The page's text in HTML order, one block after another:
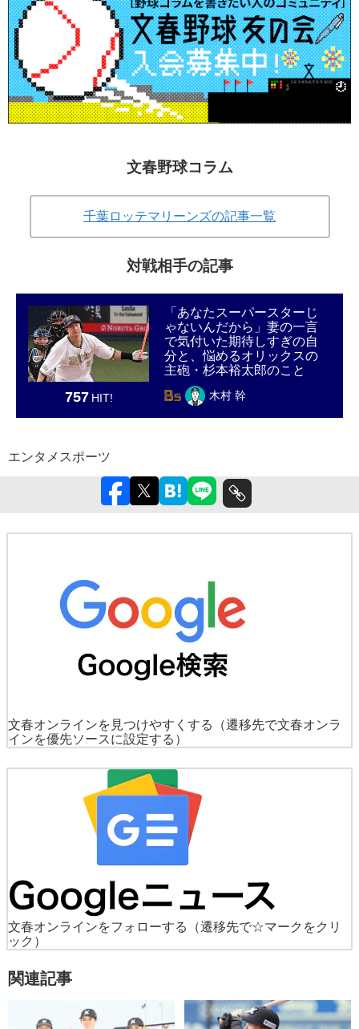
文春野球コラム
千葉ロッテマリーンズの記事一覧
対戦相手の記事
757 HIT!
「あなたスーパースターじ
ゃないんだから」妻の一言
で気付いた期待しすぎの自
分と、悩めるオリックスの
主砲・杉本裕太郎のこと
木村 幹
エンタメ スポーツ
文春オンラインを見つけやすくする
（遷移先で文春オンラ
インを優先ソースに設定する）
文春オンラインをフォローする
（遷移先で☆マークをクリ
ック）
関連記事